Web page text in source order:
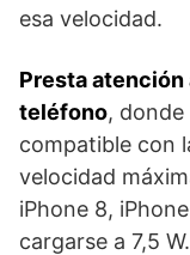
esa velocidad.
Presta
teléfono,
compatible con
velocidad
iPhone 8,
cargarse a 7,5